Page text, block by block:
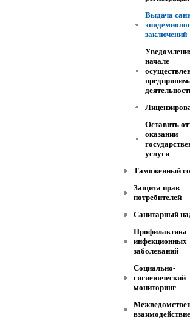
Выдача
заключений
начале
Оставить
оказании
услуги
Таможенный
Защита прав
потребителей
Санитарный
Профилактика
инфекционных
заболеваний
Социально-
гигиенический
мониторинг
взаимодействие